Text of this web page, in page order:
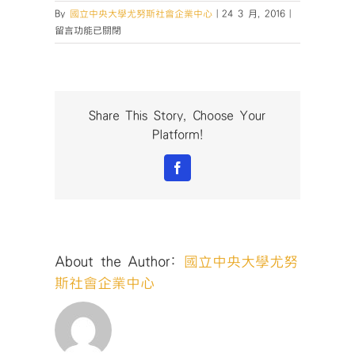
By 國立中央大學尤努斯社會企業中心 24 3 月, 2016
新
留言功能已關閉
Share This Story, Choose Your
Platform!
Facebook
About the Author:
國立中央大學尤努
斯社會企業中心